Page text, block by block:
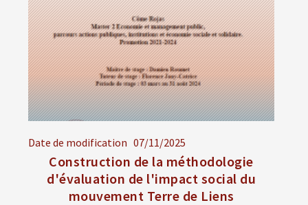
Date de modification 07/11/2025
Construction de la méthodologie
d'évaluation de l'impact social du
mouvement Terre de Liens